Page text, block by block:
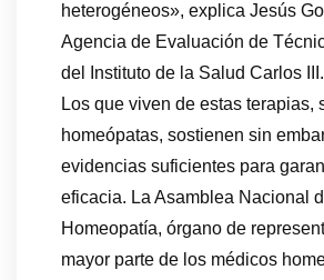
heterogéneos», explica Jesús
Agencia de Evaluación de
del Instituto de la Salud Carlos III.
Los que viven de estas terapias,
homeópatas, sostienen sin
evidencias suficientes para
eficacia. La Asamblea Nacional
Homeopatía, órgano de
mayor parte de los médicos